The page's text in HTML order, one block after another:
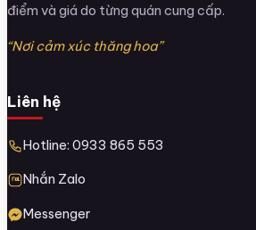
điểm và giá do từng quán cung cấp.
“Nơi cảm xúc thăng hoa”
Liên hệ
Hotline: 0933 865 553
Nhắn Zalo
Messenger